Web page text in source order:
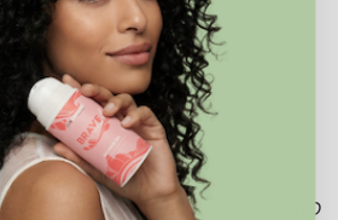
BRILLO DUO
Lavado Para Un Cabello